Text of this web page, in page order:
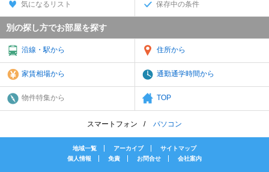
気になるリスト 保存中の条件
別の探し方でお部屋を探す
沿線・駅から 住所から
家賃相場から 通勤通学時間から
物件特集から TOP
スマートフォン パソコン
地域一覧 アーカイブ
サイトマップ
個人情報
免責 お問合せ 会社案内